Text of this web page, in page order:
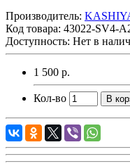
Производитель:
Код товара: 43022-SV4-
Доступность: Нет в
1 500 р.
Кол-во В